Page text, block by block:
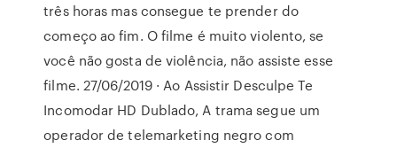
três horas mas consegue te prender do
começo ao fim. O filme é muito violento, se
você não gosta de violência, não assiste esse
filme. 27/06/2019 · Ao Assistir Desculpe Te
Incomodar HD Dublado, A trama segue um
operador de telemarketing negro com